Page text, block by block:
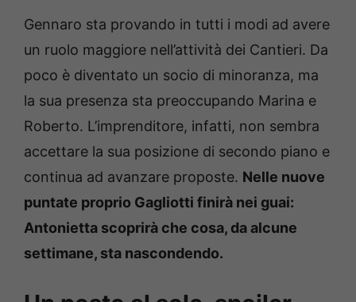
Gennaro sta provando in tutti i modi ad avere
un ruolo maggiore nell’attività dei Cantieri. Da
poco è diventato un socio di minoranza, ma
la sua presenza sta preoccupando Marina e
Roberto. L’imprenditore, infatti, non sembra
accettare la sua posizione di secondo piano e
continua ad avanzare proposte. Nelle nuove
puntate proprio Gagliotti finirà nei guai:
Antonietta scoprirà che cosa, da alcune
settimane, sta nascondendo.